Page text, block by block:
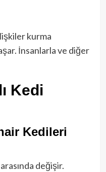
kurma
İnsanlarla ve diğer
Kedi
Kedileri
değişir.